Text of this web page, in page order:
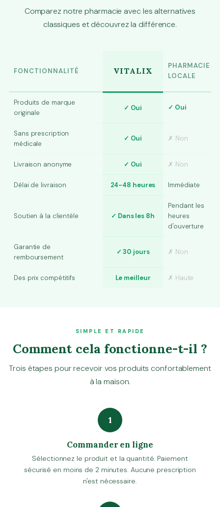
Comparez notre pharmacie avec les alternatives
classiques et découvrez la différence.
FONCTIONNALITÉ VITALIX
PHARMACIE
LOCALE
Produits de marque
originale
✓ Oui ✓ Oui
Sans prescription
médicale
✓ Oui ✗ Non
Livraison anonyme ✓ Oui ✗ Non
Délai de livraison 24-48 heures Immédiate
Soutien à la clientèle ✓ Dans les 8h
Pendant les
heures
d'ouverture
Garantie de
remboursement
✓ 30 jours ✗ Non
Des prix compétitifs Le meilleur ✗ Haute
SIMPLE ET RAPIDE
Comment cela fonctionne-t-il ?
Trois étapes pour recevoir vos produits confortablement
à la maison.
1
Commander en ligne
Sélectionnez le produit et la quantité. Paiement
sécurisé en moins de 2 minutes. Aucune prescription
n'est nécessaire.